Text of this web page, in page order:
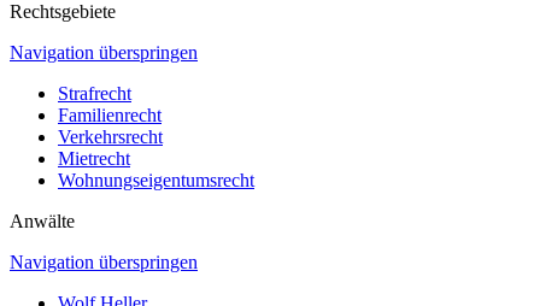
Rechtsgebiete
Navigation überspringen
Strafrecht
Familienrecht
Verkehrsrecht
Mietrecht
Wohnungseigentumsrecht
Anwälte
Navigation überspringen